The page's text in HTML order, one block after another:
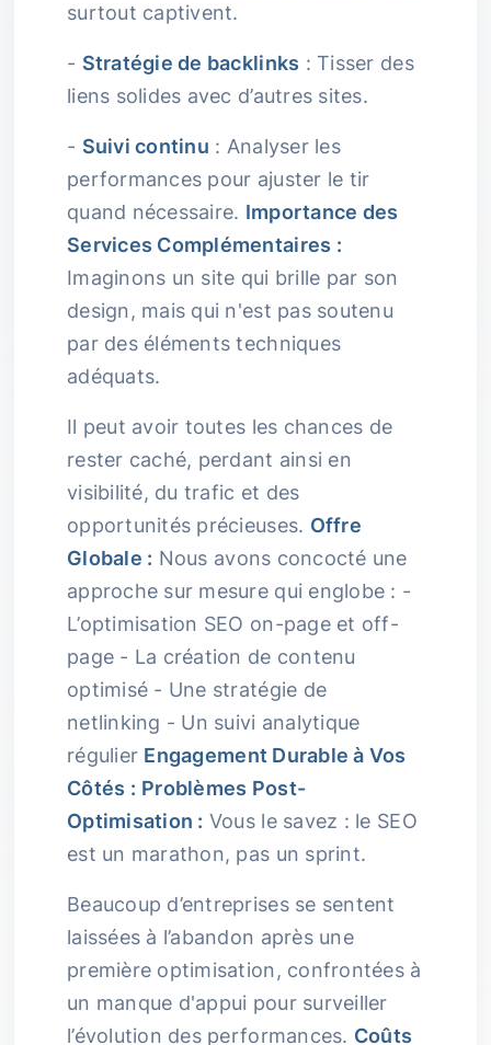
surtout captivent.
- Stratégie de backlinks : Tisser des
liens solides avec d’autres sites.
- Suivi continu : Analyser les
performances pour ajuster le tir
quand nécessaire. Importance des
Services Complémentaires :
Imaginons un site qui brille par son
design, mais qui n'est pas soutenu
par des éléments techniques
adéquats.
Il peut avoir toutes les chances de
rester caché, perdant ainsi en
visibilité, du trafic et des
opportunités précieuses. Offre
Globale : Nous avons concocté une
approche sur mesure qui englobe : -
L’optimisation SEO on-page et off-
page - La création de contenu
optimisé - Une stratégie de
netlinking - Un suivi analytique
régulier Engagement Durable à Vos
Côtés : Problèmes Post-
Optimisation : Vous le savez : le SEO
est un marathon, pas un sprint.
Beaucoup d’entreprises se sentent
laissées à l’abandon après une
première optimisation, confrontées à
un manque d'appui pour surveiller
l’évolution des performances. Coûts